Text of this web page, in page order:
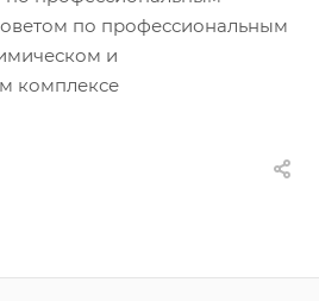
по профессиональным
и
комплексе